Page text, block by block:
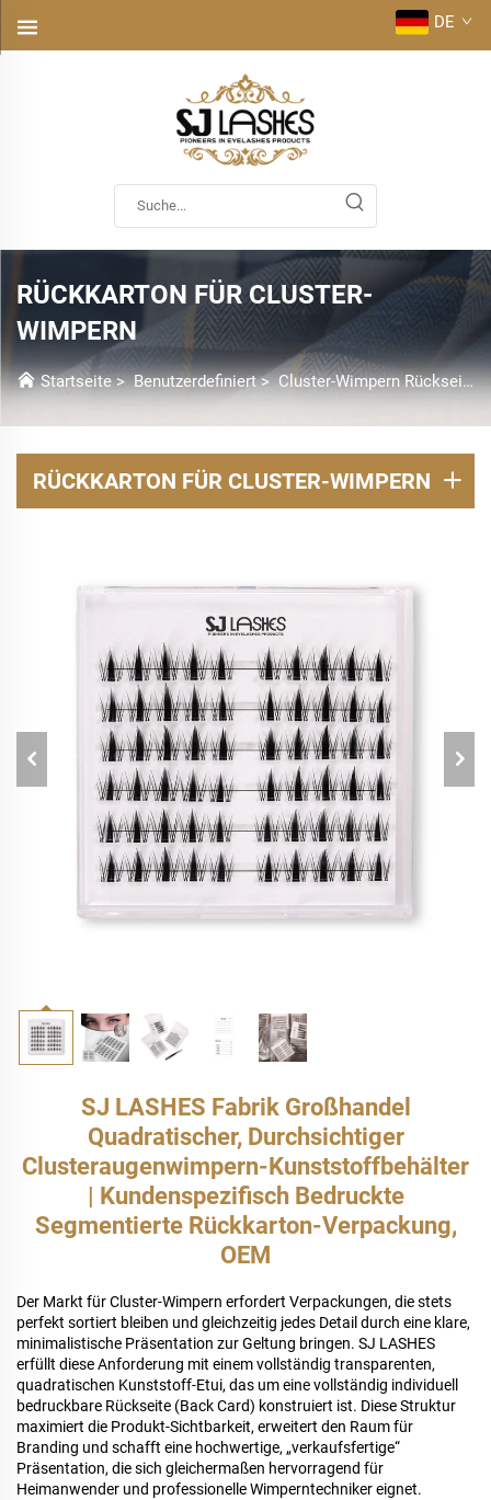
DE
RÜCKKARTON FÜR CLUSTER-
WIMPERN
Startseite>Benutzerdefiniert>Cluster-Wimpern Rückseite Karte
RÜCKKARTON FÜR CLUSTER-WIMPERN
SJ LASHES Fabrik Großhandel
Quadratischer, Durchsichtiger
Clusteraugenwimpern-Kunststoffbehälter
| Kundenspezifisch Bedruckte
Segmentierte Rückkarton-Verpackung,
OEM
Der Markt für Cluster-Wimpern erfordert Verpackungen, die stets
perfekt sortiert bleiben und gleichzeitig jedes Detail durch eine klare,
minimalistische Präsentation zur Geltung bringen. SJ LASHES
erfüllt diese Anforderung mit einem vollständig transparenten,
quadratischen Kunststoff-Etui, das um eine vollständig individuell
bedruckbare Rückseite (Back Card) konstruiert ist. Diese Struktur
maximiert die Produkt-Sichtbarkeit, erweitert den Raum für
Branding und schafft eine hochwertige, „verkaufsfertige“
Präsentation, die sich gleichermaßen hervorragend für
Heimanwender und professionelle Wimperntechniker eignet.